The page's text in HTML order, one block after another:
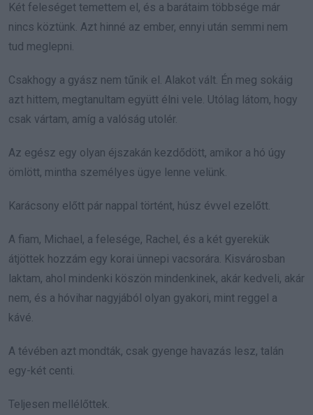
Két feleséget temettem el, és a barátaim többsége már
nincs köztünk. Azt hinné az ember, ennyi után semmi nem
tud meglepni.
Csakhogy a gyász nem tűnik el. Alakot vált. Én meg sokáig
azt hittem, megtanultam együtt élni vele. Utólag látom, hogy
csak vártam, amíg a valóság utolér.
Az egész egy olyan éjszakán kezdődött, amikor a hó úgy
ömlött, mintha személyes ügye lenne velünk.
Karácsony előtt pár nappal történt, húsz évvel ezelőtt.
A fiam, Michael, a felesége, Rachel, és a két gyerekük
átjöttek hozzám egy korai ünnepi vacsorára. Kisvárosban
laktam, ahol mindenki köszön mindenkinek, akár kedveli, akár
nem, és a hóvihar nagyjából olyan gyakori, mint reggel a
kávé.
A tévében azt mondták, csak gyenge havazás lesz, talán
egy-két centi.
Teljesen mellélőttek.